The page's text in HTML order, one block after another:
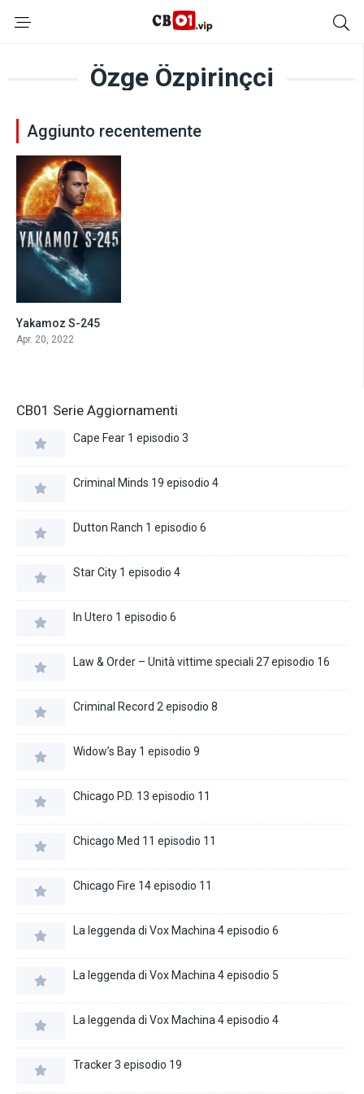
Özge Özpirinçci
Aggiunto recentemente
Yakamoz S-245
Apr. 20, 2022
CB01 Serie Aggiornamenti
Cape Fear 1 episodio 3
Criminal Minds 19 episodio 4
Dutton Ranch 1 episodio 6
Star City 1 episodio 4
In Utero 1 episodio 6
Law & Order – Unità vittime speciali 27 episodio 16
Criminal Record 2 episodio 8
Widow’s Bay 1 episodio 9
Chicago P.D. 13 episodio 11
Chicago Med 11 episodio 11
Chicago Fire 14 episodio 11
La leggenda di Vox Machina 4 episodio 6
La leggenda di Vox Machina 4 episodio 5
La leggenda di Vox Machina 4 episodio 4
Tracker 3 episodio 19